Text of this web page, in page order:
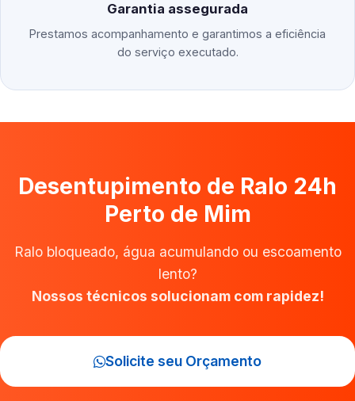
Garantia assegurada
Prestamos acompanhamento e garantimos a eficiência
do serviço executado.
Desentupimento de Ralo 24h
Perto de Mim
Ralo bloqueado, água acumulando ou escoamento
lento?
Nossos técnicos solucionam com rapidez!
Solicite seu Orçamento